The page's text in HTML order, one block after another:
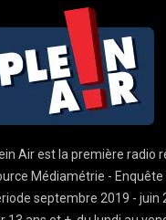
Air est la première radio
Médiamétrie - Enquête
septembre 2019 - juin